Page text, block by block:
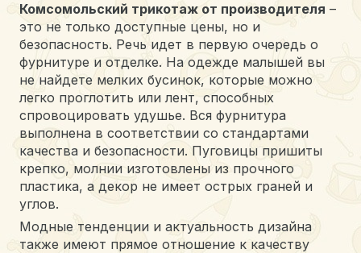
Комсомольский трикотаж от производителя –
это не только доступные цены, но и
безопасность. Речь идет в первую очередь о
фурнитуре и отделке. На одежде малышей вы
не найдете мелких бусинок, которые можно
легко проглотить или лент, способных
спровоцировать удушье. Вся фурнитура
выполнена в соответствии со стандартами
качества и безопасности. Пуговицы пришиты
крепко, молнии изготовлены из прочного
пластика, а декор не имеет острых граней и
углов.
Модные тенденции и актуальность дизайна
также имеют прямое отношение к качеству